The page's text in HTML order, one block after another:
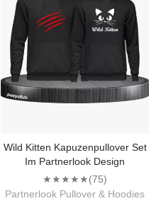
Wild Kitten Kapuzenpullover Set
Im Partnerlook Design
★★★★★(75)
Partnerlook Pullover & Hoodies